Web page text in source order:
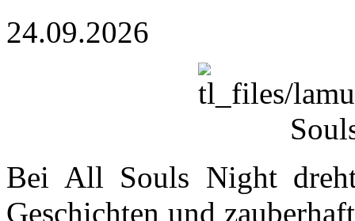
24.09.2026
Bei All Souls Night
Geschichten und